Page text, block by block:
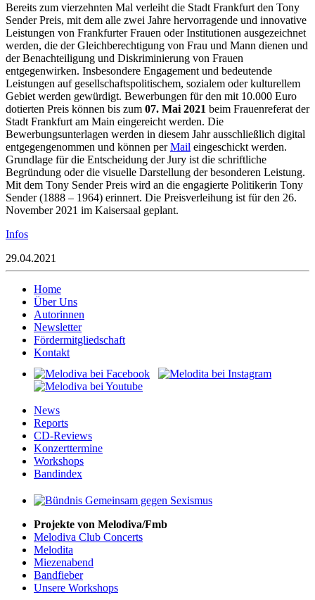
Bereits zum vierzehnten Mal verleiht die Stadt Frankfurt den Tony
Sender Preis, mit dem alle zwei Jahre hervorragende und innovative
Leistungen von Frankfurter Frauen oder Institutionen ausgezeichnet
werden, die der Gleichberechtigung von Frau und Mann dienen und
der Benachteiligung und Diskriminierung von Frauen
entgegenwirken. Insbesondere Engagement und bedeutende
Leistungen auf gesellschaftspolitischem, sozialem oder kulturellem
Gebiet werden gewürdigt. Bewerbungen für den mit 10.000 Euro
dotierten Preis können bis zum 07. Mai 2021 beim Frauenreferat der
Stadt Frankfurt am Main eingereicht werden. Die
Bewerbungsunterlagen werden in diesem Jahr ausschließlich digital
entgegengenommen und können perMail eingeschickt werden.
Grundlage für die Entscheidung der Jury ist die schriftliche
Begründung oder die visuelle Darstellung der besonderen Leistung.
Mit dem Tony Sender Preis wird an die engagierte Politikerin Tony
Sender (1888 – 1964) erinnert. Die Preisverleihung ist für den 26.
November 2021 im Kaisersaal geplant.
Infos
29.04.2021
Home
Über Uns
Autorinnen
Newsletter
Fördermitgliedschaft
Kontakt
News
Reports
CD-Reviews
Konzerttermine
Workshops
Bandindex
Projekte von Melodiva/Fmb
Melodiva Club Concerts
Melodita
Miezenabend
Bandfieber
Unsere Workshops